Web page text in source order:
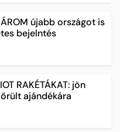
újabb országot is
bejelntés
RAKÉTÁKAT: jön
ajándékára